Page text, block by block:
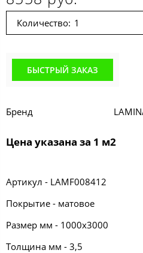
Количество:
БЫСТРЫЙ ЗАКАЗ
Бренд
Цена указана за 1 м2
Артикул - LAMF008412
Покрытие - матовое
Размер мм - 1000х3000
Толщина мм - 3,5